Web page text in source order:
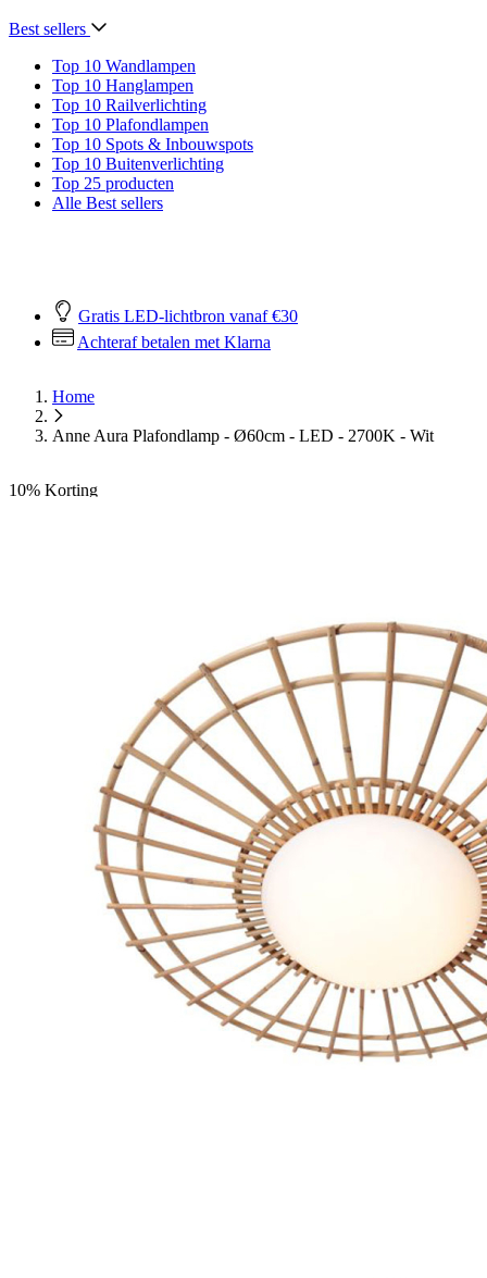
Best sellers
Top 10 Wandlampen
Top 10 Hanglampen
Top 10 Railverlichting
Top 10 Plafondlampen
Top 10 Spots & Inbouwspots
Top 10 Buitenverlichting
Top 25 producten
Alle Best sellers
Gratis LED-lichtbron vanaf €30
Achteraf betalen met Klarna
Home
Anne Aura Plafondlamp - Ø60cm - LED - 2700K - Wit
10% Korting